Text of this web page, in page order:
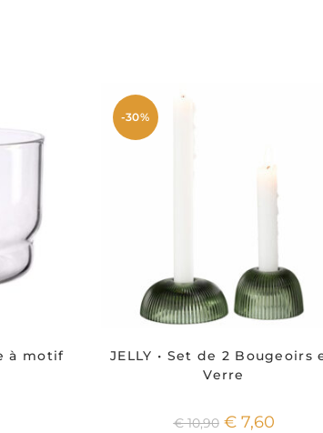
à motif
-30%
JELLY • Set de 2 Bougeoirs
Verre
€10,90 €7,60